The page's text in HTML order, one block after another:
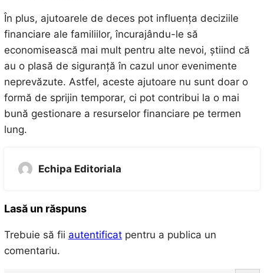
În plus, ajutoarele de deces pot influența deciziile
financiare ale familiilor, încurajându-le să
economisească mai mult pentru alte nevoi, știind că
au o plasă de siguranță în cazul unor evenimente
neprevăzute. Astfel, aceste ajutoare nu sunt doar o
formă de sprijin temporar, ci pot contribui la o mai
bună gestionare a resurselor financiare pe termen
lung.
Echipa Editoriala
Lasă un răspuns
Trebuie să fii autentificatpentru a publica un
comentariu.